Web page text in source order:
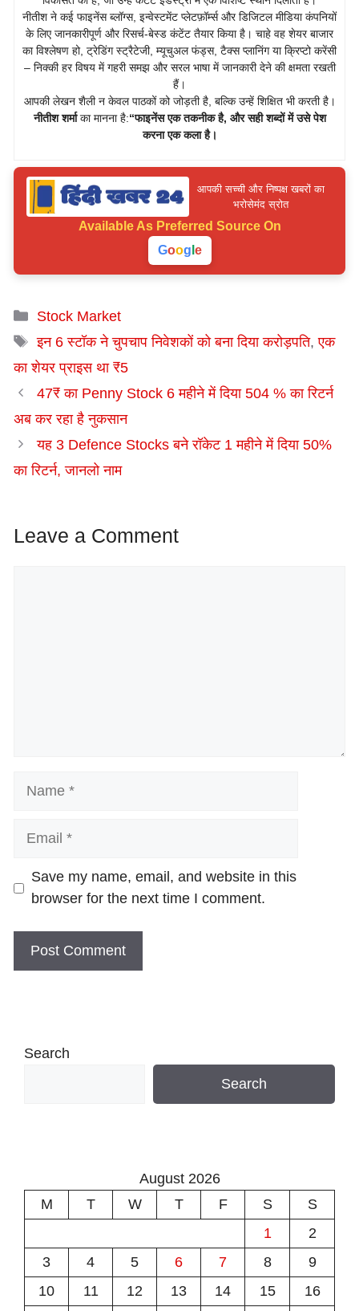
नीतीश ने कई फाइनेंस ब्लॉग्स, इन्वेस्टमेंट प्लेटफ़ॉर्म्स और डिजिटल मीडिया कंपनियों
के लिए जानकारीपूर्ण और रिसर्च-बेस्ड कंटेंट तैयार किया है। चाहे वह शेयर बाजार
का विश्लेषण हो, ट्रेडिंग स्ट्रैटेजी, म्यूचुअल फंड्स, टैक्स प्लानिंग या क्रिप्टो करेंसी
– निक्की हर विषय में गहरी समझ और सरल भाषा में जानकारी देने की क्षमता रखती
हैं।
आपकी लेखन शैली न केवल पाठकों को जोड़ती है, बल्कि उन्हें शिक्षित भी करती है।
नीतीश शर्माका मानना है:“फाइनेंस एक तकनीक है, और सही शब्दों में उसे पेश
करना एक कला है।
आपकी सच्ची और निष्पक्ष खबरों का
भरोसेमंद स्रोत
Available As Preferred Source On
Goog e
Categories
Stock Market
Tags
इन 6 स्टॉक ने चुपचाप निवेशकों को बना दिया करोड़पति,एक
का शेयर प्राइस था ₹5
47₹ का Penny Stock 6 महीने में दिया 504 % का रिटर्न
अब कर रहा है नुकसान
यह 3 Defence Stocks बने रॉकेट 1 महीने में दिया 50%
का रिटर्न, जानलो नाम
Leave a Comment
Website
Save my name, email, and website in this
browser for the next time I comment.
Search
Search
August 2026
M
T W T F S
S
1
2
3
4 5 6 7 8
9
10
11 12 13 14 15
16